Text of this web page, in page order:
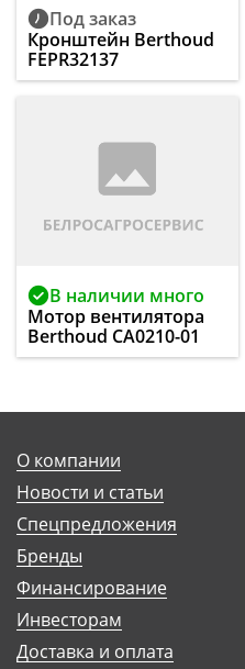
Под заказ
Кронштейн Berthoud
FEPR32137
В наличии много
Мотор вентилятора
Berthoud CA0210-01
О компании
Новости и статьи
Спецпредложения
Бренды
Финансирование
Инвесторам
Доставка и оплата